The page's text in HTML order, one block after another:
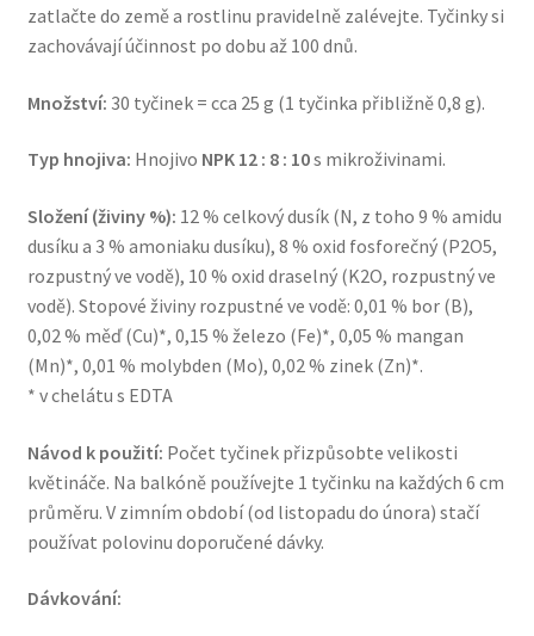
zatlačte do země a rostlinu pravidelně zalévejte. Tyčinky si
zachovávají účinnost po dobu až 100 dnů.
Množství: 30 tyčinek = cca 25 g (1 tyčinka přibližně 0,8 g).
Typ hnojiva: Hnojivo NPK 12 : 8 : 10s mikroživinami.
Složení (živiny %): 12 % celkový dusík (N, z toho 9 % amidu
dusíku a 3 % amoniaku dusíku), 8 % oxid fosforečný (P2O5,
rozpustný ve vodě), 10 % oxid draselný (K2O, rozpustný ve
vodě). Stopové živiny rozpustné ve vodě: 0,01 % bor (B),
0,02 % měď (Cu)*, 0,15 % železo (Fe)*, 0,05 % mangan
(Mn)*, 0,01 % molybden (Mo), 0,02 % zinek (Zn)*.
* v chelátu s EDTA
Návod k použití: Počet tyčinek přizpůsobte velikosti
květináče. Na balkóně používejte 1 tyčinku na každých 6 cm
průměru. V zimním období (od listopadu do února) stačí
používat polovinu doporučené dávky.
Dávkování: